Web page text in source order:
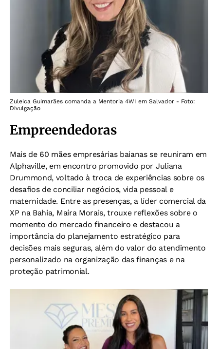
Zuleica Guimarães comanda a Mentoria 4WI em Salvador - Foto:
Divulgação
Empreendedoras
Mais de 60 mães empresárias baianas se reuniram em
Alphaville, em encontro promovido por Juliana
Drummond, voltado à troca de experiências sobre os
desafios de conciliar negócios, vida pessoal e
maternidade. Entre as presenças, a líder comercial da
XP na Bahia, Maíra Morais, trouxe reflexões sobre o
momento do mercado financeiro e destacou a
importância do planejamento estratégico para
decisões mais seguras, além do valor do atendimento
personalizado na organização das finanças e na
proteção patrimonial.